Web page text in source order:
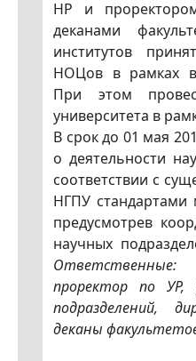
HP и
деканами
институтов
НОЦов в рамках
При этом
университета в
В срок до 01 мая
о деятельности
соответствии с
НГПУ стандартами
предусмотрев
научных
проректор по УР,
подразделений,
деканы